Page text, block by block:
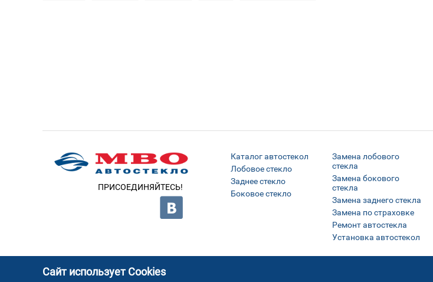
ПРИСОЕДИНЯЙТЕСЬ!
Каталог автостекол
Лобовое стекло
Заднее стекло
Боковое стекло
Замена лобового
стекла
Замена бокового
стекла
Замена заднего стекла
Замена по страховке
Ремонт автостекла
Установка автостекол
Сайт использует Cookies